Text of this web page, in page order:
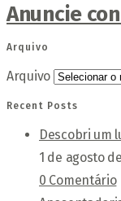
Anuncie
Arquivo
Arquivo
Recent Posts
Descobri um
1 de agosto
0 Comentário